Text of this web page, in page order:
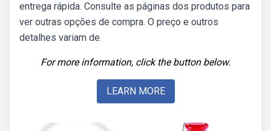
entrega rápida. Consulte as páginas dos produtos para
ver outras opções de compra. O preço e outros
detalhes variam de.
For more information, click the button below.
LEARN MORE